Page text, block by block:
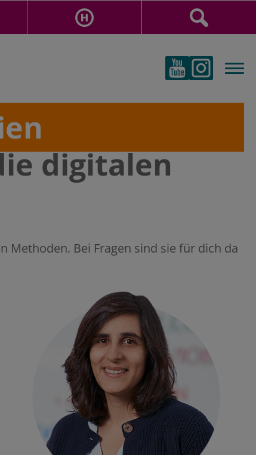
digitalen
Bei Fragen sind sie für dich da